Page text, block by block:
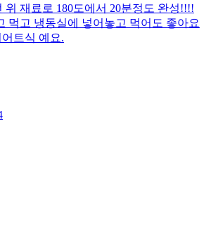
위 재료로 180도에서 20분정도 완성!!!!
먹고 냉동실에 넣어놓고 먹어도 좋아요
트식 예요.